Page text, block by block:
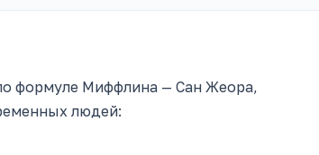
формуле Миффлина — Сан Жеора,
людей: